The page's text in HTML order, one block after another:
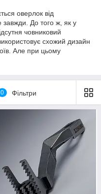
оверлок від
До того ж, як у
човниковий
схожий дизайн
Але при цьому
0 Фільтри